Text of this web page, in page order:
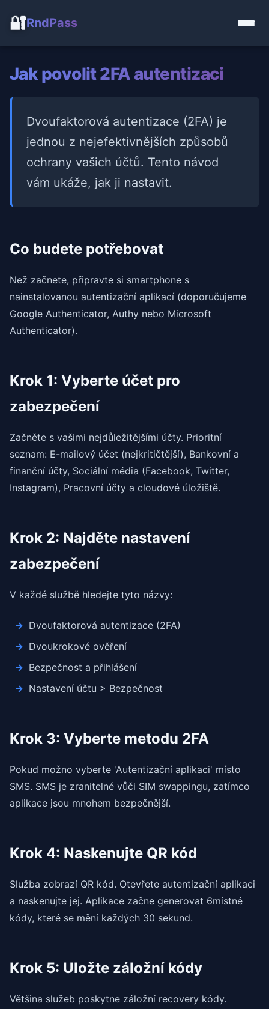
🔐RndPass
Jak povolit 2FA autentizaci
Dvoufaktorová autentizace (2FA) je
jednou z nejefektivnějších způsobů
ochrany vašich účtů. Tento návod
vám ukáže, jak ji nastavit.
Co budete potřebovat
Než začnete, připravte si smartphone s
nainstalovanou autentizační aplikací (doporučujeme
Google Authenticator, Authy nebo Microsoft
Authenticator).
Krok 1: Vyberte účet pro
zabezpečení
Začněte s vašimi nejdůležitějšími účty. Prioritní
seznam: E-mailový účet (nejkritičtější), Bankovní a
finanční účty, Sociální média (Facebook, Twitter,
Instagram), Pracovní účty a cloudové úložiště.
Krok 2: Najděte nastavení
zabezpečení
V každé službě hledejte tyto názvy:
Dvoufaktorová autentizace (2FA)
Dvoukrokové ověření
Bezpečnost a přihlášení
Nastavení účtu > Bezpečnost
Krok 3: Vyberte metodu 2FA
Pokud možno vyberte 'Autentizační aplikaci' místo
SMS. SMS je zranitelné vůči SIM swappingu, zatímco
aplikace jsou mnohem bezpečnější.
Krok 4: Naskenujte QR kód
Služba zobrazí QR kód. Otevřete autentizační aplikaci
a naskenujte jej. Aplikace začne generovat 6místné
kódy, které se mění každých 30 sekund.
Krok 5: Uložte záložní kódy
Většina služeb poskytne záložní recovery kódy.